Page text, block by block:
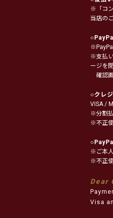
※「コ
当店の
○
※支払
ージを
確認画
○クレ
VISA /
※分割払
※不正
○ PayPal
※ご本人
※不正
Dear
Visa